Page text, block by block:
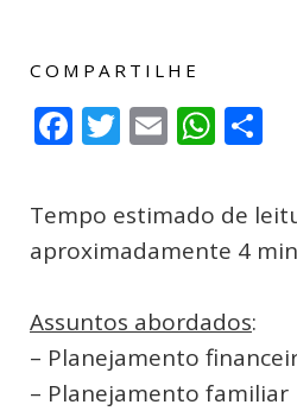
COMPARTILHE
Facebook
Twitter
Email
Tempo estimado de
aproximadamente 4
Assuntos abordados:
– Planejamento
– Planejamento familiar